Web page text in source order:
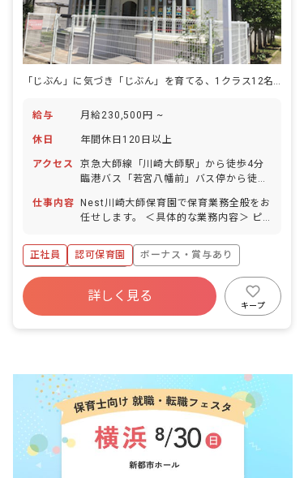
「じぶん」に気づき「じぶん」を育てる、1クラス12名の保育で確かな関わりを。
給与 月給230,500円 ~
休日 年間休日120日以上
アクセス
京急大師線「川崎大師駅」から徒歩4分
臨港バス「若宮八幡前」バス停から徒歩
場契約）
仕事内容
Nest川崎大師保育園で保育業務全般をお
任せします。 ＜具体的な業務内容＞ ピ
通信作成 壁面制作 外遊び 園外へのお散
歩
正社員 認可保育園
ボーナス・賞与あり
年間休日120日以上
寮・住宅・家賃補助あり
社会保険完備
詳しく見る
キープ